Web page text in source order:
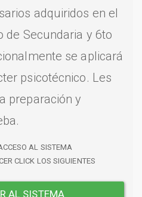
adquiridos en el
de Secundaria y 6to
se aplicará
psicotécnico. Les
preparación y
AL SISTEMA
CLICK LOS SIGUIENTES
AL SISTEMA